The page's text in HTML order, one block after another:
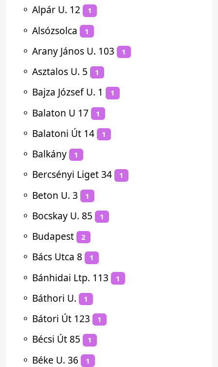
⚬ Alpár U. 12 1
⚬ Alsózsolca 1
⚬ Arany János U. 103 1
⚬ Asztalos U. 5 1
⚬ Bajza József U. 1 1
⚬ Balaton U 17 1
⚬ Balatoni Út 14 1
⚬ Balkány 1
⚬ Bercsényi Liget 34 1
⚬ Beton U. 3 1
⚬ Bocskay U. 85 1
⚬ Budapest 2
⚬ Bács Utca 8 1
⚬ Bánhidai Ltp. 113 1
⚬ Báthori U. 1
⚬ Bátori Út 123 1
⚬ Bécsi Út 85 1
⚬ Béke U. 36 1